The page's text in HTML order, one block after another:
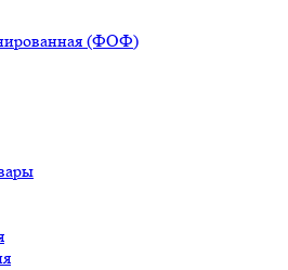
(ФОФ)